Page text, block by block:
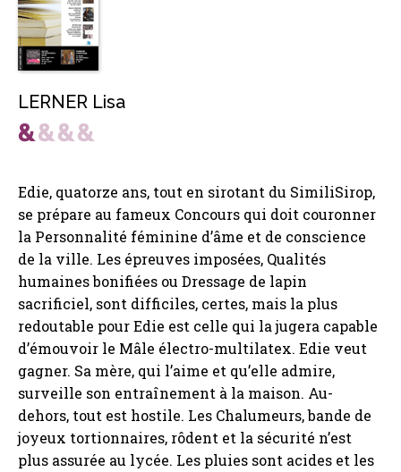
LERNER Lisa
Edie, quatorze ans, tout en sirotant du SimiliSirop,
se prépare au fameux Concours qui doit couronner
la Personnalité féminine d’âme et de conscience
de la ville. Les épreuves imposées, Qualités
humaines bonifiées ou Dressage de lapin
sacrificiel, sont difficiles, certes, mais la plus
redoutable pour Edie est celle qui la jugera capable
d’émouvoir le Mâle électro-multilatex. Edie veut
gagner. Sa mère, qui l’aime et qu’elle admire,
surveille son entraînement à la maison. Au-
dehors, tout est hostile. Les Chalumeurs, bande de
joyeux tortionnaires, rôdent et la sécurité n’est
plus assurée au lycée. Les pluies sont acides et les